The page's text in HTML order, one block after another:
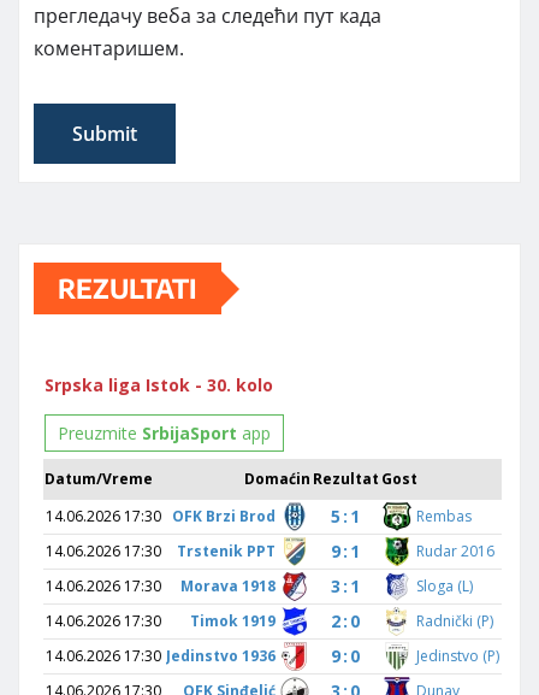
прегледачу веба за следећи пут када
коментаришем.
REZULTATI